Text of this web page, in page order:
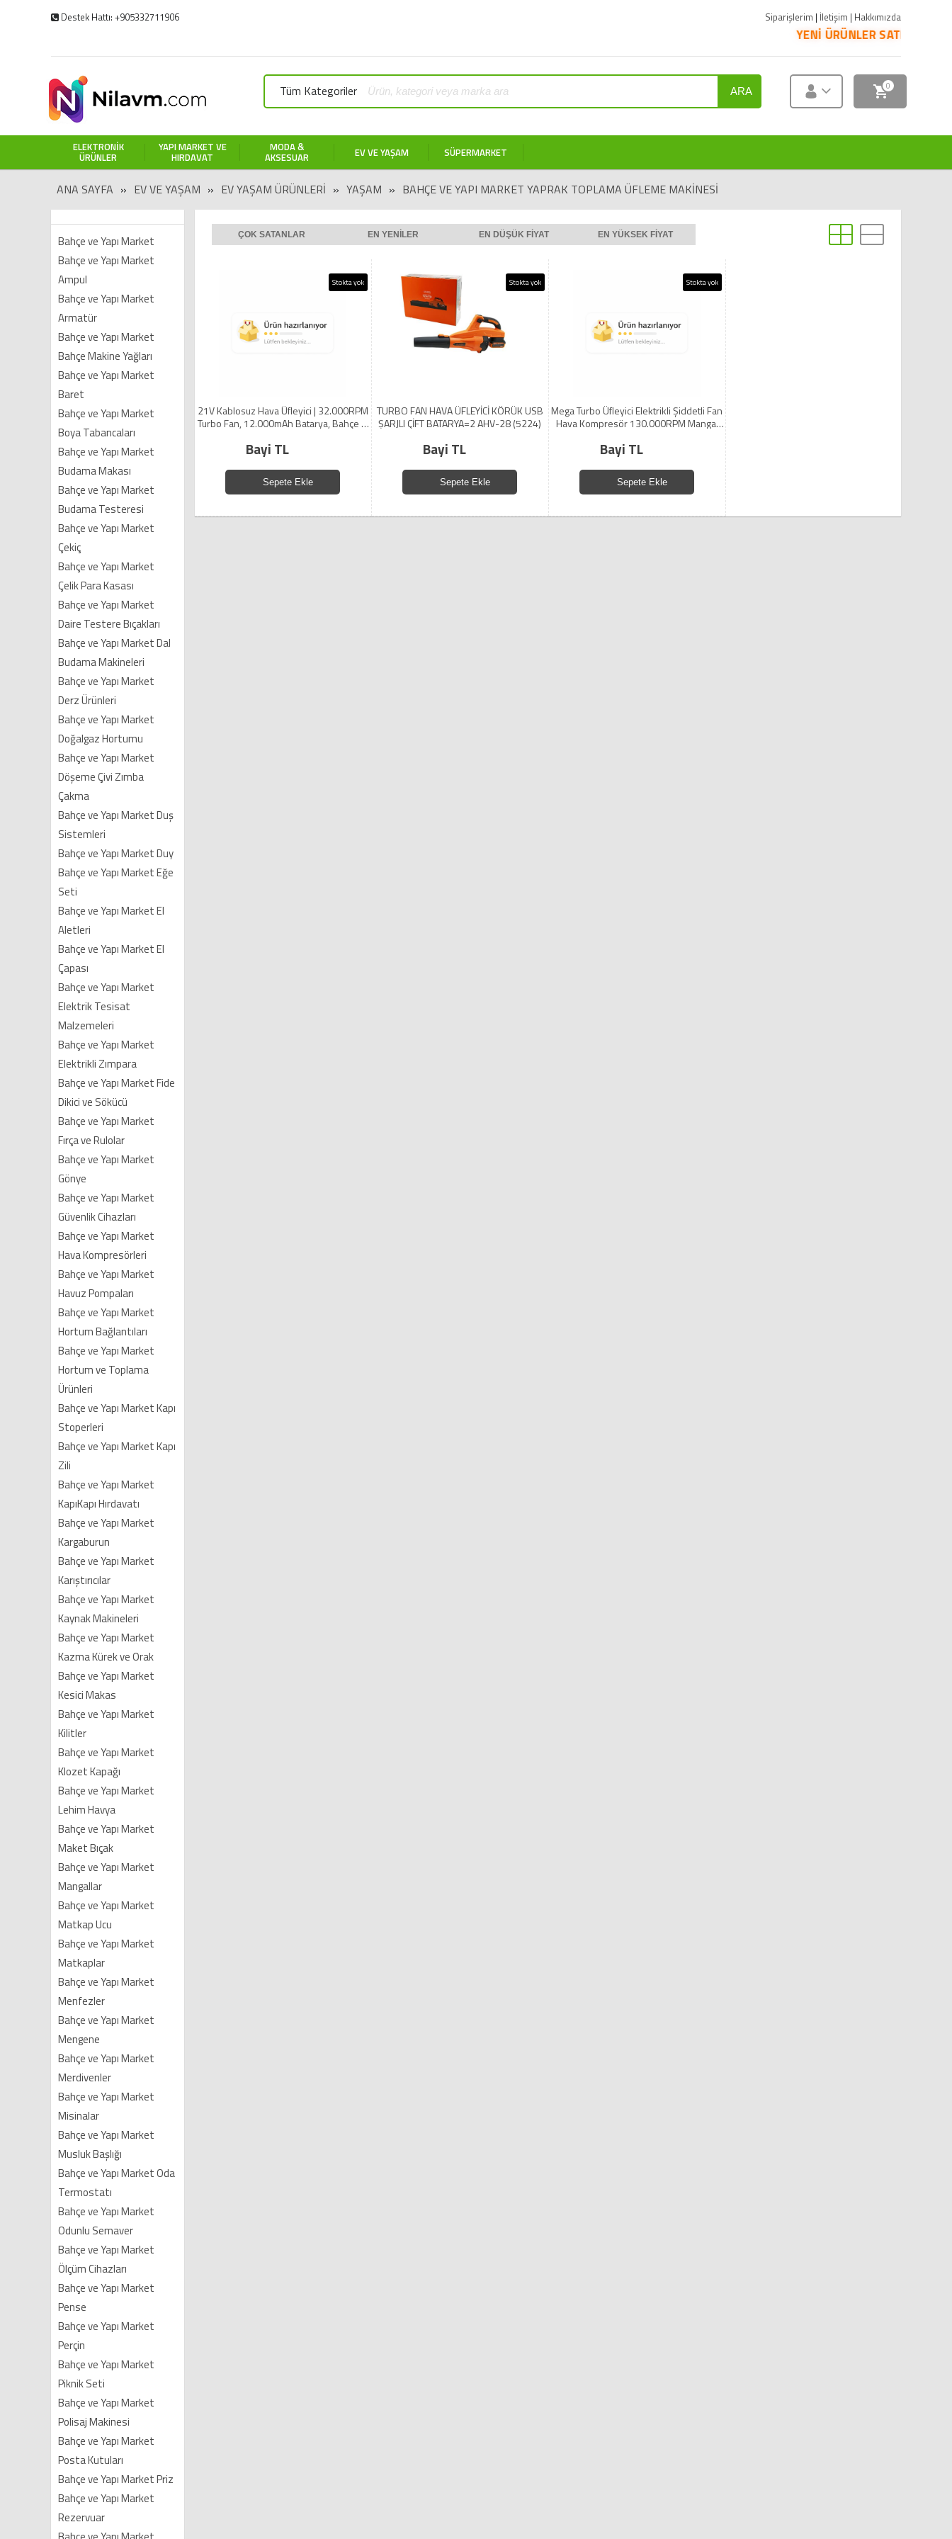
Destek Hattı: +905332711906 Siparişlerim | İletişim | Hakkımızda
YENİ ÜRÜNLER SATIŞA SUNULMUŞTUR.
Tüm Kategoriler ARA 0
ELEKTRONIK
ÜRÜNLER
YAPI MARKET VE
HIRDAVAT
MODA &
AKSESUAR EV VE YAŞAM SÜPERMARKET
ANA SAYFA » EV VE YAŞAM » EV YAŞAM ÜRÜNLERI » YAŞAM » BAHÇE VE YAPI MARKET YAPRAK TOPLAMA ÜFLEME MAKINESI
Bahçe ve Yapı Market
Bahçe ve Yapı Market
Ampul
Bahçe ve Yapı Market
Armatür
Bahçe ve Yapı Market
Bahçe Makine Yağları
Bahçe ve Yapı Market
Baret
Bahçe ve Yapı Market
Boya Tabancaları
Bahçe ve Yapı Market
Budama Makası
Bahçe ve Yapı Market
Budama Testeresi
Bahçe ve Yapı Market
Çekiç
Bahçe ve Yapı Market
Çelik Para Kasası
Bahçe ve Yapı Market
Daire Testere Bıçakları
Bahçe ve Yapı Market Dal
Budama Makineleri
Bahçe ve Yapı Market
Derz Ürünleri
Bahçe ve Yapı Market
Doğalgaz Hortumu
Bahçe ve Yapı Market
Döşeme Çivi Zımba
Çakma
Bahçe ve Yapı Market Duş
Sistemleri
Bahçe ve Yapı Market Duy
Bahçe ve Yapı Market Eğe
Seti
Bahçe ve Yapı Market El
Aletleri
Bahçe ve Yapı Market El
Çapası
Bahçe ve Yapı Market
Elektrik Tesisat
Malzemeleri
Bahçe ve Yapı Market
Elektrikli Zımpara
Bahçe ve Yapı Market Fide
Dikici ve Sökücü
Bahçe ve Yapı Market
Fırça ve Rulolar
Bahçe ve Yapı Market
Gönye
Bahçe ve Yapı Market
Güvenlik Cihazları
Bahçe ve Yapı Market
Hava Kompresörleri
Bahçe ve Yapı Market
Havuz Pompaları
Bahçe ve Yapı Market
Hortum Bağlantıları
Bahçe ve Yapı Market
Hortum ve Toplama
Ürünleri
Bahçe ve Yapı Market Kapı
Stoperleri
Bahçe ve Yapı Market Kapı
Zili
Bahçe ve Yapı Market
KapıKapı Hırdavatı
Bahçe ve Yapı Market
Kargaburun
Bahçe ve Yapı Market
Karıştırıcılar
Bahçe ve Yapı Market
Kaynak Makineleri
Bahçe ve Yapı Market
Kazma Kürek ve Orak
Bahçe ve Yapı Market
Kesici Makas
Bahçe ve Yapı Market
Kilitler
Bahçe ve Yapı Market
Klozet Kapağı
Bahçe ve Yapı Market
Lehim Havya
Bahçe ve Yapı Market
Maket Bıçak
Bahçe ve Yapı Market
Mangallar
Bahçe ve Yapı Market
Matkap Ucu
Bahçe ve Yapı Market
Matkaplar
Bahçe ve Yapı Market
Menfezler
Bahçe ve Yapı Market
Mengene
Bahçe ve Yapı Market
Merdivenler
Bahçe ve Yapı Market
Misinalar
Bahçe ve Yapı Market
Musluk Başlığı
Bahçe ve Yapı Market Oda
Termostatı
Bahçe ve Yapı Market
Odunlu Semaver
Bahçe ve Yapı Market
Ölçüm Cihazları
Bahçe ve Yapı Market
Pense
Bahçe ve Yapı Market
Perçin
Bahçe ve Yapı Market
Piknik Seti
Bahçe ve Yapı Market
Polisaj Makinesi
Bahçe ve Yapı Market
Posta Kutuları
Bahçe ve Yapı Market Priz
Bahçe ve Yapı Market
Rezervuar
ÇOK SATANLAR EN YENILER EN DÜŞÜK FIYAT EN YÜKSEK FIYAT
Stokta yok
21V Kablosuz Hava Üfleyici | 32.000RPM
Turbo Fan, 12.000mAh Batarya, Bahçe &
Bayi TL
Sepete Ekle
Stokta yok
TURBO FAN HAVA ÜFLEYİCİ KÖRÜK USB
ŞARJLI ÇİFT BATARYA=2 AHV-28 (5224)
Bayi TL
Sepete Ekle
Stokta yok
Mega Turbo Üfleyici Elektrikli Şiddetli Fan
Hava Kompresör 130.000RPM Mangal
Bayi TL
Sepete Ekle